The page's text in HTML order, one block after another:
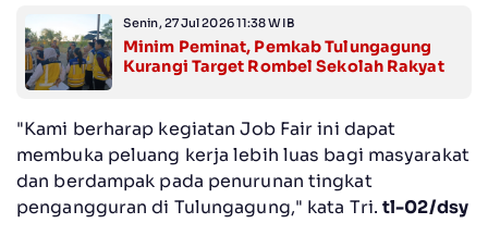
Senin, 27 Jul 2026 11:38 WIB
Minim Peminat, Pemkab Tulungagung
Kurangi Target Rombel Sekolah Rakyat
"Kami berharap kegiatan Job Fair ini dapat
membuka peluang kerja lebih luas bagi masyarakat
dan berdampak pada penurunan tingkat
pengangguran di Tulungagung," kata Tri.tl-02/dsy